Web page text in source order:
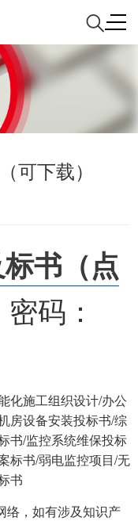
可下载）
书（点
密码：
化施工组织设计/办公
房设备安装投标书/综
书/监控系统维保投标
标书/弱电监控项目/无
书
络，如有涉及知识产